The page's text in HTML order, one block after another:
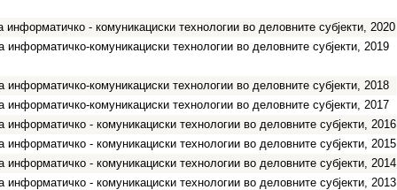
информатичко - комуникациски технологии во деловните субјекти, 2020
информатичко-комуникациски технологии во деловните субјекти, 2019
информатичко-комуникациски технологии во деловните субјекти, 2018
информатичко-комуникациски технологии во деловните субјекти, 2017
информатичко - комуникациски технологии во деловните субјекти, 2016
информатичко - комуникациски технологии во деловните субјекти, 2015
информатичко - комуникациски технологии во деловните субјекти, 2014
информатичко - комуникациски технологии во деловните субјекти, 2013